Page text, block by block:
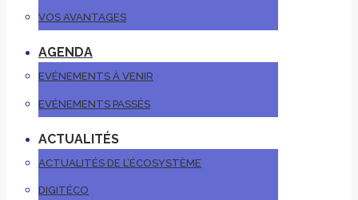
VOS AVANTAGES
AGENDA
EVÉNEMENTS À VENIR
EVÉNEMENTS PASSÉS
ACTUALITÉS
ACTUALITÉS DE L’ÉCOSYSTÈME
DIGITÉCO